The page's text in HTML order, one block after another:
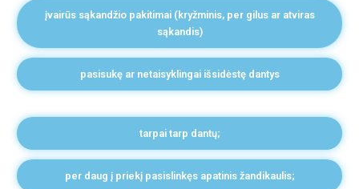
įvairūs sąkandžio pakitimai (kryžminis, per gilus ar atviras
sąkandis)
pasisukę ar netaisyklingai išsidėstę dantys
tarpai tarp dantų;
per daug į priekį pasislinkęs apatinis žandikaulis;